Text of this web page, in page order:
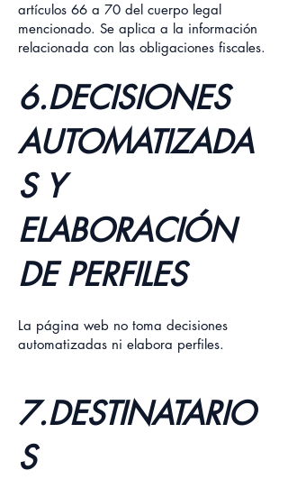
artículos 66 a 70 del cuerpo legal
mencionado. Se aplica a la información
relacionada con las obligaciones fiscales.
6.DECISIONES
AUTOMATIZADA
S Y
ELABORACIÓN
DE PERFILES
La página web no toma decisiones
automatizadas ni elabora perfiles.
7.DESTINATARIO
S